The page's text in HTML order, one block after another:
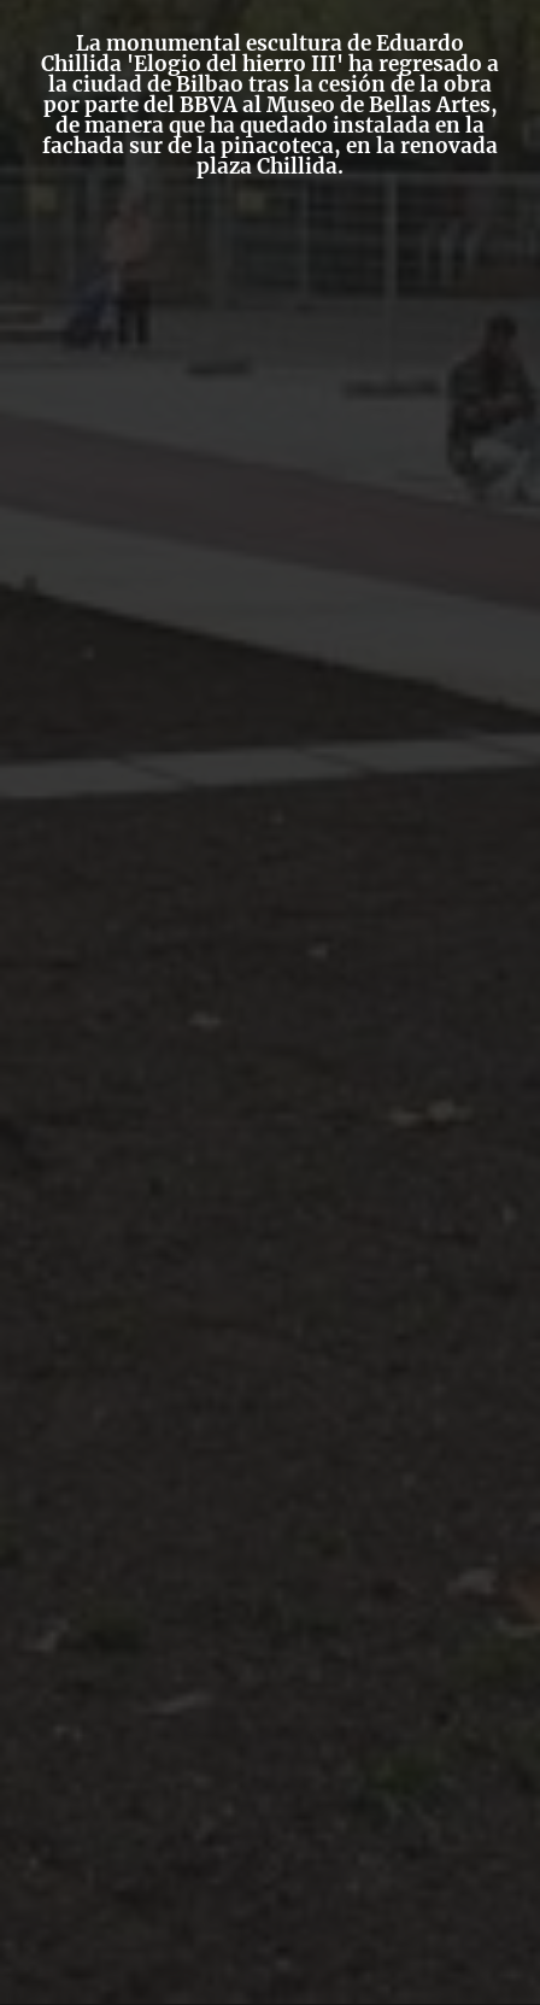
La monumental escultura de Eduardo
Chillida 'Elogio del hierro III' ha regresado a
la ciudad de Bilbao tras la cesión de la obra
por parte del BBVA al Museo de Bellas Artes,
de manera que ha quedado instalada en la
fachada sur de la pinacoteca, en la renovada
plaza Chillida.